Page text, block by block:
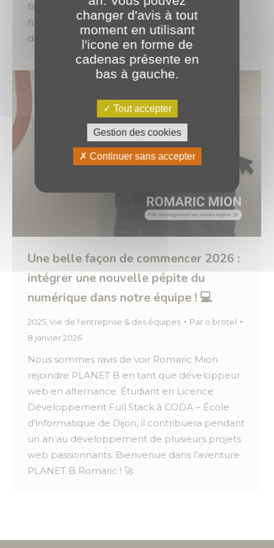
faire et de transmettre notre expérience aux
futures générations de professionnels. C’est
dans cet esprit que nous avons eu le…
Une belle façon de commencer 2026 :
intégrer une nouvelle pépite du
numérique dans notre équipe ! 💻
2025 Vie de l'entreprise & des équipes Par o.brotel
8 janvier 2026
Nous sommes ravis de voir Romaric Mion
rejoindre PLANET B en tant que développeur
web en alternance. Étudiant en Licence
Développement Full Stack à CODA – École
d’informatique de Dijon, il contribuera pendant
un an au développement de plusieurs projets
web passionnants. Bienvenue dans l’aventure
PLANET B Romaric ! 🚀
changer d'avis à tout
moment en utilisant
l'icone en forme de
cadenas présente en
bas à gauche.
Tout accepter
Gestion des cookies
Continuer sans accepter